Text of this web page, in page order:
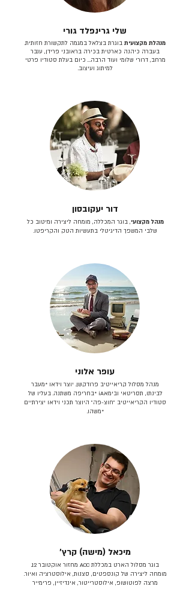
שלי גרינפלד גורי
מנהלת מקצועית בוגרת בצלאל במגמה לתקשורת חזותית.
בעברה כיהנה כארטית בכירה בראובני פרידן, ענבר
מרחב, דרורי שלומי ועוד הרבה… כיום בעלת סטודיו פרטי
למיתוג ועיצוב.
דור יעקובסון
מנהל מקצועי, בוגר המכללה, מומחה ליצירה ומיטוב כל
שלבי המשפך הדיגיטלי בתעשיות הטק והקריפטו.
עופר אלוני
מנהל מסלול קריאייטיב פרודקשן. יוצר וידאו *מעבר
לבינתו, תסריטאי וב​ימאiA‎ *בחריפה משתנה. בעליו של
סטודיו הקריאייטיב ״חוצ-פה״ היוצר תכני וידאו יצירתיים
*משהו.
מיכאל (מישה) קרץ׳
בוגר מסלול הארט במכללת ACC מחזור אוקטובר 12.
מומחה ליצירה של קונספטים, סצנות, אילוסטרציה ואיור.
מרצה לפוטושופ, אילוסטרייטור, אינדיזיין, פרימייר